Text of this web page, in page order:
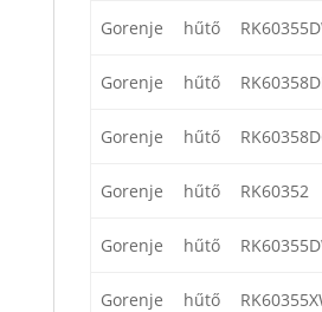
Gorenje hűtő
Gorenje hűtő
Gorenje hűtő
Gorenje hűtő RK60352
Gorenje hűtő
Gorenje hűtő